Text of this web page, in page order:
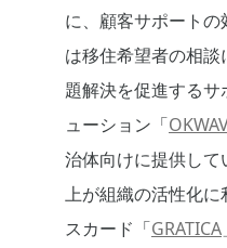
に、顧客サポートの
は移住希望者の相
題解決を促進するサ
ューション「
治体向けに提供し
上が組織の活性化に
スカード「GRATICA